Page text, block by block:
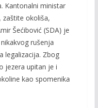
Kantonalni ministar
okoliša,
Šećibović (SDA) je
rušenja
legalizacija. Zbog
jezera upitan je i
kao spomenika